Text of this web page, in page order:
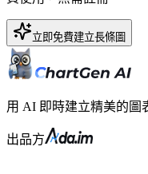
立即免費建立長條圖
用 AI 即時建立精美的圖
出品方